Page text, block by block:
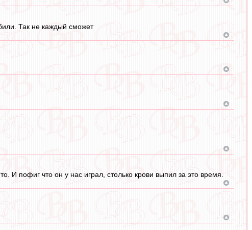
Так не каждый сможет
И пофиг что он у нас играл, столько крови выпил за это время.